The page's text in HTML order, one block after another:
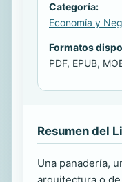
Categoría:
Economía y
Formatos
PDF, EPUB,
Resumen del
Una panadería,